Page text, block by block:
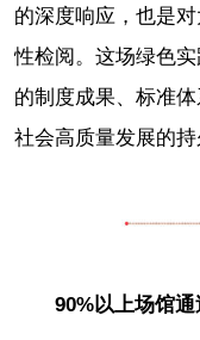
的深度响应，也是
性检阅。这场绿色
的制度成果、标准
社会高质量发展的持
90%以上场馆